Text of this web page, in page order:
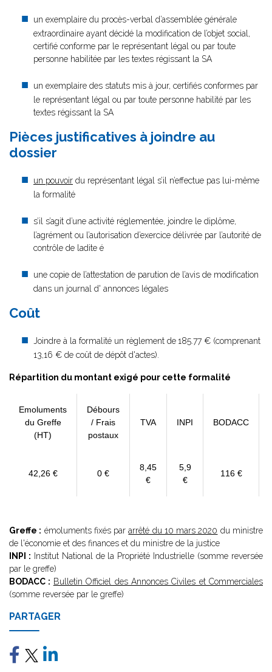
un exemplaire du procès-verbal d’assemblée générale
extraordinaire ayant décidé la modification de l’objet social,
certifié conforme par le représentant légal ou par toute
personne habilitée par les textes régissant la SA
un exemplaire des statuts mis à jour, certifiés conformes par
le représentant légal ou par toute personne habilité par les
textes régissant la SA
Pièces justificatives à joindre au
dossier
un pouvoir du représentant légal s’il n’effectue pas lui-même
la formalité
s’il s’agit d’une activité réglementée, joindre le diplôme,
l’agrément ou l’autorisation d’exercice délivrée par l’autorité de
contrôle de ladite é
une copie de l’attestation de parution de l’avis de modification
dans un journal d' annonces légales
Coût
Joindre à la formalité un règlement de185.77 € (comprenant
13,16 € de coût de dépôt d'actes).
Répartition du montant exigé pour cette formalité
Emoluments
du Greffe
(HT)
Débours
/ Frais
postaux
TVA INPI BODACC
42,26 € 0 €
8,45
€
5,9
€
116 €
Greffe : émoluments fixés pararrêté du 10 mars 2020 du ministre
de l'économie et des finances et du ministre de la justice
INPI : Institut National de la Propriété Industrielle (somme reversée
par le greffe)
BODACC : Bulletin Officiel des Annonces Civiles et Commerciales
(somme reversée par le greffe)
PARTAGER